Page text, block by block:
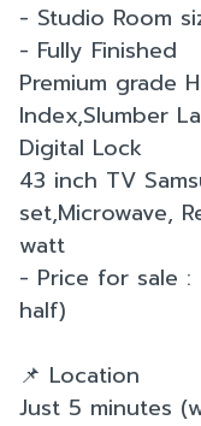
- Studio Room
- Fully Finished
Premium grade
Index,Slumber
Digital Lock
43 inch TV
set,Microwave,
watt
- Price for sale :
half)
📌 Location
Just 5 minutes